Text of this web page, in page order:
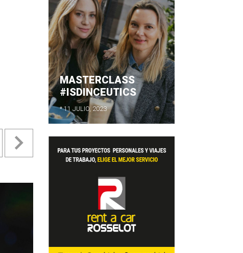
Previous Next
MASTERCLASS
#ISDINCEUTICS
* 11 JULIO, 2023